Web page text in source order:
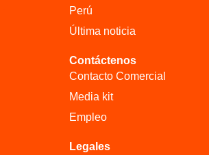
Perú
Última noticia
Contáctenos
Contacto Comercial
Media kit
Empleo
Legales